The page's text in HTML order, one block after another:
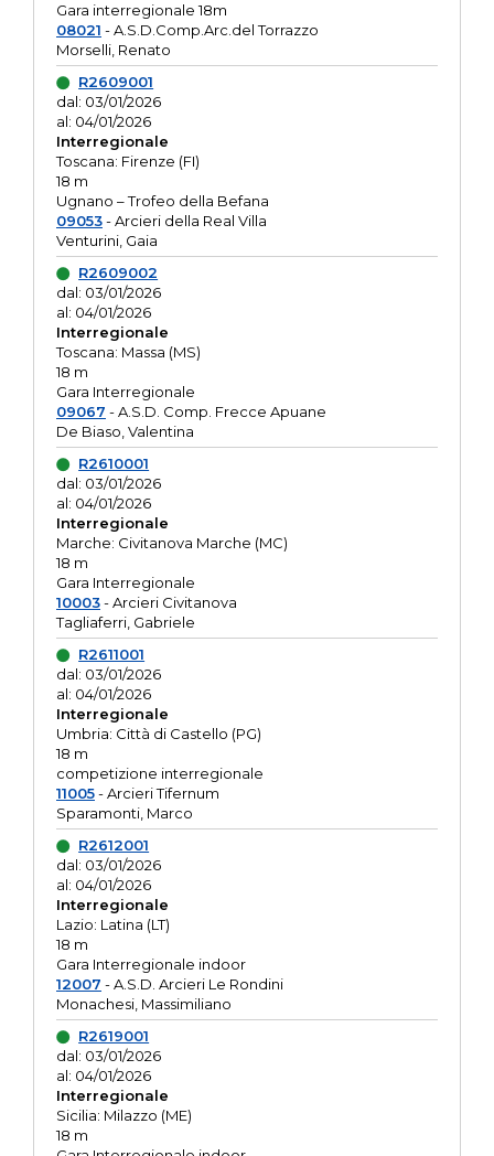
Gara interregionale 18m
08021 - A.S.D.Comp.Arc.del Torrazzo
Morselli, Renato
R2609001
dal: 03/01/2026
al: 04/01/2026
Interregionale
Toscana: Firenze (FI)
18 m
Ugnano – Trofeo della Befana
09053- Arcieri della Real Villa
Venturini, Gaia
R2609002
dal: 03/01/2026
al: 04/01/2026
Interregionale
Toscana: Massa (MS)
18 m
Gara Interregionale
09067 - A.S.D. Comp. Frecce Apuane
De Biaso, Valentina
R2610001
dal: 03/01/2026
al: 04/01/2026
Interregionale
Marche: Civitanova Marche (MC)
18 m
Gara Interregionale
10003- Arcieri Civitanova
Tagliaferri, Gabriele
R2611001
dal: 03/01/2026
al: 04/01/2026
Interregionale
Umbria: Città di Castello (PG)
18 m
competizione interregionale
11005- Arcieri Tifernum
Sparamonti, Marco
R2612001
dal: 03/01/2026
al: 04/01/2026
Interregionale
Lazio: Latina (LT)
18 m
Gara Interregionale indoor
12007 - A.S.D. Arcieri Le Rondini
Monachesi, Massimiliano
R2619001
dal: 03/01/2026
al: 04/01/2026
Interregionale
Sicilia: Milazzo (ME)
18 m